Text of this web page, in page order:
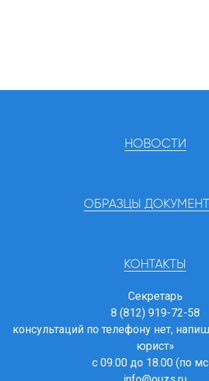
НОВОСТИ
ОБРАЗЦЫ
КОНТАКТЫ
Секретарь
8 (812) 919-72-58
консультаций по телефону нет,
юрист»
с 09.00 до 18.00 (по